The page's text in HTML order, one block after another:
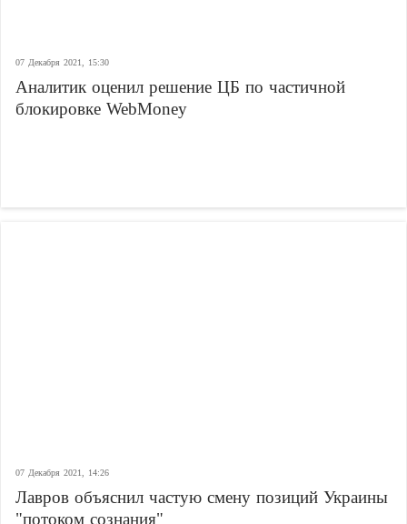
07 Декабря 2021, 15:30
Аналитик оценил решение ЦБ по частичной
блокировке WebMoney
07 Декабря 2021, 14:26
Лавров объяснил частую смену позиций Украины
"потоком сознания"